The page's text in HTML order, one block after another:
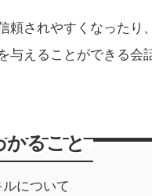
頼されやすくなった
与えることができる会
かること
について